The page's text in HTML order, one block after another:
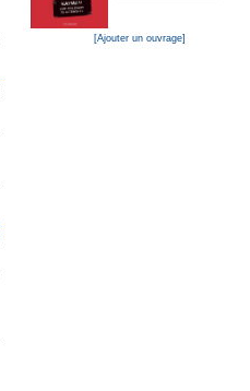
[Ajouter un ouvrage]